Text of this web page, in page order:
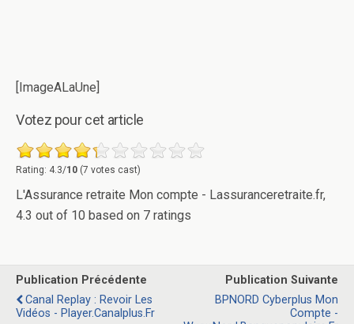
[ImageALaUne]
Votez pour cet article
Rating: 4.3/10 (7 votes cast)
L'Assurance retraite Mon compte - Lassuranceretraite.fr,
4.3 out of 10 based on 7 ratings
Publication Précédente
Canal Replay : Revoir Les
Vidéos - Player.canalplus.fr
Publication Suivante
BPNORD Cyberplus Mon
Compte -